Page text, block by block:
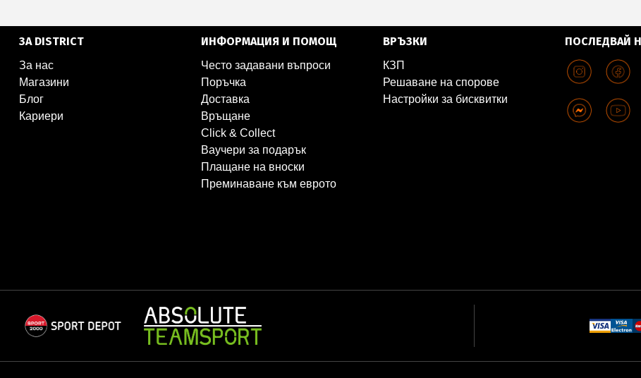
ЗА DISTRICT
За нас
Магазини
Блог
Кариери
ИНФОРМАЦИЯ И ПОМОЩ
Често задавани въпроси
Поръчка
Доставка
Връщане
Click & Collect
Ваучери за подарък
Плащане на вноски
Преминаване към еврото
ВРЪЗКИ
КЗП
Решаване на спорове
Настройки за бисквитки
ПОСЛЕДВАЙ